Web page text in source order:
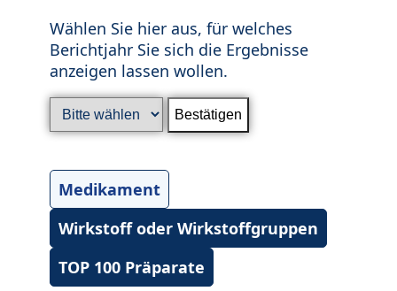
Wählen Sie hier aus, für welches
Berichtjahr Sie sich die Ergebnisse
anzeigen lassen wollen.
Medikament
Wirkstoff oder Wirkstoffgruppen
TOP 100 Präparate